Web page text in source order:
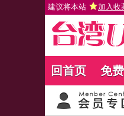
建议将本站 加入收
回首页 免